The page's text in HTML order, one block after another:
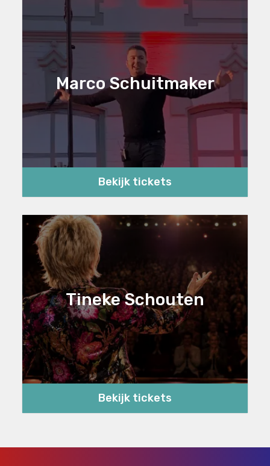
Marco Schuitmaker
Bekijk tickets
Tineke Schouten
Bekijk tickets